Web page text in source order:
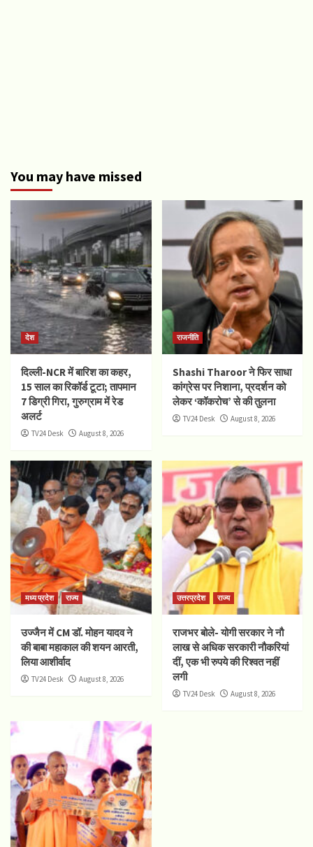
You may have missed
देश
दिल्ली-NCR में बारिश का कहर,
15 साल का रिकॉर्ड टूटा; तापमान
7 डिग्री गिरा, गुरुग्राम में रेड
अलर्ट
TV24 Desk August 8, 2026
राजनीति
Shashi Tharoor ने फिर साधा
कांग्रेस पर निशाना, प्रदर्शन को
लेकर ‘कॉकरोच’ से की तुलना
TV24 Desk August 8, 2026
मध्य प्रदेश राज्य
उज्जैन में CM डॉ. मोहन यादव ने
की बाबा महाकाल की शयन आरती,
लिया आशीर्वाद
TV24 Desk August 8, 2026
उत्तरप्रदेश राज्य
राजभर बोले- योगी सरकार ने नौ
लाख से अधिक सरकारी नौकरियां
दीं, एक भी रुपये की रिश्वत नहीं
लगी
TV24 Desk August 8, 2026